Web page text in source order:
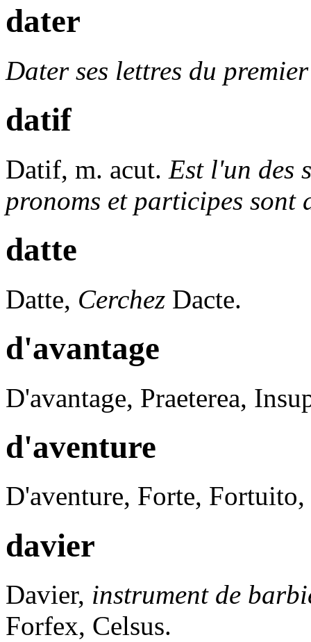
dater
Dater ses lettres du
datif
Datif, m. acut. Est l'un des
pronoms et participes sont
datte
Datte, Cerchez Dacte.
d'avantage
D'avantage, Praeterea,
d'aventure
D'aventure, Forte,
davier
Davier, instrument de
Forfex, Celsus.